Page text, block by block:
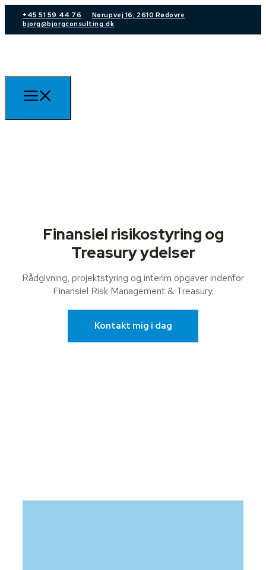
+45 51 59 44 76
Nørupvej 16, 2610 Rødovre
bjorg@bjorgconsulting.dk
Finansiel risikostyring og
Treasury ydelser
Rådgivning, projektstyring og interim opgaver indenfor
Finansiel Risk Management & Treasury.
Kontakt mig i dag